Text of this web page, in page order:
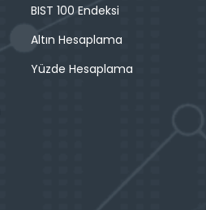
BIST 100 Endeksi
Altın Hesaplama
Yüzde Hesaplama